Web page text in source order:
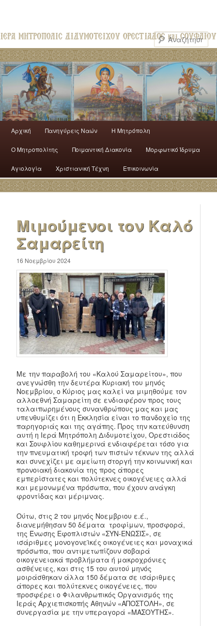
Αρχική Πανηγύρεις Ναών H Mητρόπολη
Ο Mητροπολίτης Ποιμαντική Διακονία Μορφωτικό Ίδρυμα
Αγιολογία Χριστιανική Τέχνη Επικοινωνία
Μιμούμενοι τον Καλό
Σαμαρείτη
16 Νοεμβρίου 2024
Με την παραβολή του «Καλού Σαμαρείτου», που
ανεγνώσθη την δευτέρα Κυριακή του μηνός
Νοεμβρίου, ο Κύριος μας καλεί να μιμηθούμε τον
αλλοεθνή Σαμαρείτη σε ενδιαφέρον προς τους
ταλαιπωρημένους συνανθρώπους μας και μας
υπενθυμίζει ότι η Εκκλησία είναι το πανδοχείο της
παρηγοριάς και της αγάπης. Προς την κατεύθυνση
αυτή η Ιερά Μητρόπολη Διδυμοτείχου, Ορεστιάδος
και Σουφλίου καθημερινά ενδιαφέρεται τόσο για
την πνευματική τροφή των πιστών τέκνων της αλλά
και συνεχίζει με αμείωτη στοργή την κοινωνική και
προνοιακή διακονία της προς άπορες
εμπερίστατες και πολύτεκνες οικογένειες αλλά
και μεμονωμένα πρόσωπα, που έχουν ανάγκη
φροντίδας και μέριμνας.
Ούτω, στις 2 του μηνός Νοεμβριου ε.έ.,
διανεμήθησαν 50 δέματα τροφίμων, προσφορά,
της Ένωσης Εφοπλιστών «ΣΥΝ-ΕΝΩΣΙΣ», σε
ισάριθμες μονογονεϊκές οικογένειες και μοναχικά
πρόσωπα, που αντιμετωπίζουν σοβαρά
οικογενειακά προβλήματα ή μακροχρόνιες
ασθένειες, και στις 15 του αυτού μηνός
μοιράσθηκαν άλλα 150 δέματα σε ισάριθμες
άπορες και πολύτεκνες οικογένειες, που
προσφέρει ο Φιλανθρωπικός Οργανισμός της
Ιεράς Αρχιεπισκοπής Αθηνών «ΑΠΟΣΤΟΛΗ», σε
συνεργασία με την υπεραγορά «ΜΑΣΟΥΤΗΣ».